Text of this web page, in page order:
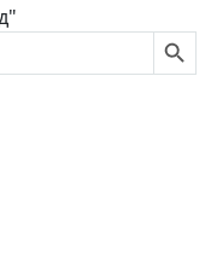
Search